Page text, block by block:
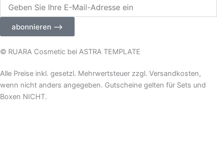
Sie
Adresse
abonnieren ⟶
© RUARA Cosmetic bei ASTRA TEMPLATE
Alle Preise inkl. gesetzl. Mehrwertsteuer zzgl. Versandkosten,
wenn nicht anders angegeben. Gutscheine gelten für Sets und
Boxen NICHT.